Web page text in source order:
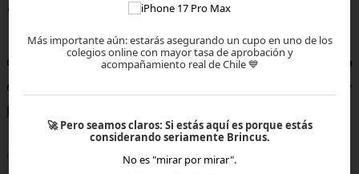
🎯 TikTok: https://www.tiktok.com/@brincus.latam
O si tienes dudas, escríbenos a nuestro WhatsApp
directo de Atención a Familias haciendo clic aquí 👉
https://wa.me/56933176691
Creado por: María José Muñoz (13-02-2026 20:20)
Más importante aún: estarás asegurando un cupo en uno de los
colegios online con mayor tasa de aprobación y
acompañamiento real de Chile 💙
🚀Pero seamos claros: Si estás aquí es porque estás
considerando seriamente Brincus.
No es "mirar por mirar".